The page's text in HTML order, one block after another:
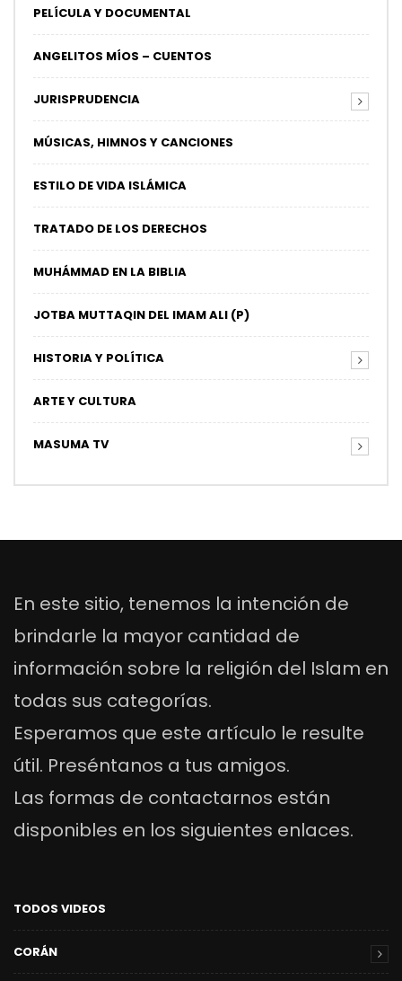
PELÍCULA Y DOCUMENTAL
ANGELITOS MÍOS – CUENTOS
JURISPRUDENCIA
MÚSICAS, HIMNOS Y CANCIONES
ESTILO DE VIDA ISLÁMICA
TRATADO DE LOS DERECHOS
MUHÁMMAD EN LA BIBLIA
JOTBA MUTTAQIN DEL IMAM ALI (P)
HISTORIA Y POLÍTICA
ARTE Y CULTURA
MASUMA TV
En este sitio, tenemos la intención de
brindarle la mayor cantidad de
información sobre la religión del Islam en
todas sus categorías.
Esperamos que este artículo le resulte
útil. Preséntanos a tus amigos.
Las formas de contactarnos están
disponibles en los siguientes enlaces.
TODOS VIDEOS
CORÁN